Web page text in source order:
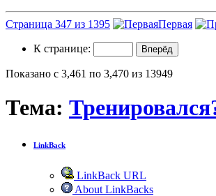
Страница 347 из 1395 Первая
К странице:
Показано с 3,461 по 3,470 из 13949
Тема:
LinkBack
LinkBack URL
About LinkBacks